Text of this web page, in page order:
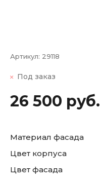
Артикул: 29118
Под заказ
26 500 руб.
Материал фасада
Цвет корпуса
Цвет фасада